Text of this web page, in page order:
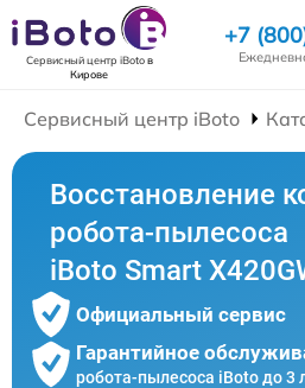
Сервисный центр iBotoв
Кирове
+7
Сервисный центр iBoto
Восстановление
робота-пылесоса
iBoto Smart
Официальный сервис
Гарантийное
робота-пылесоса iBoto до 3